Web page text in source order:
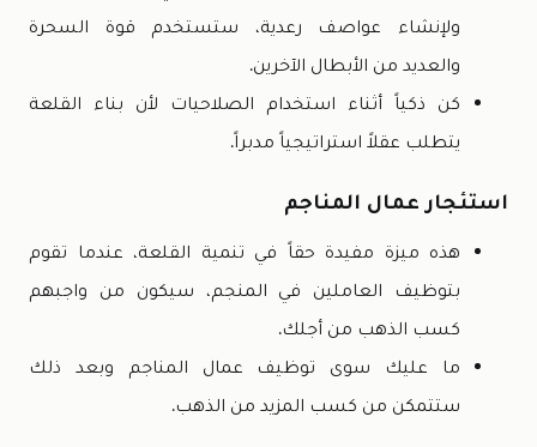
ولإنشاء عواصف رعدية، ستستخدم قوة السحرة
والعديد من الأبطال الآخرين.
كن ذكياً أثناء استخدام الصلاحيات لأن بناء القلعة
يتطلب عقلاً استراتيجياً مدبراً.
استئجار عمال المناجم
هذه ميزة مفيدة حقاً في تنمية القلعة، عندما تقوم
بتوظيف العاملين في المنجم، سيكون من واجبهم
كسب الذهب من أجلك.
ما عليك سوى توظيف عمال المناجم وبعد ذلك
ستتمكن من كسب المزيد من الذهب.